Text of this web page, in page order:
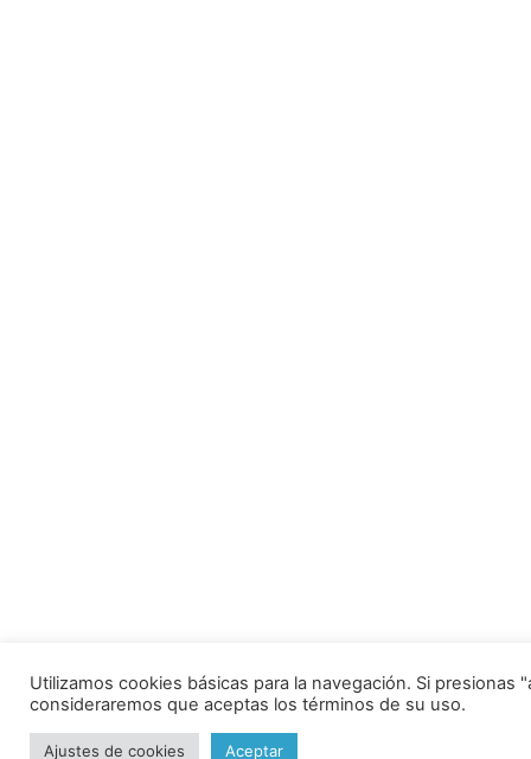
Utilizamos cookies básicas para la navegación. Si
consideraremos que aceptas los términos de su uso.
Ajustes de cookies Aceptar